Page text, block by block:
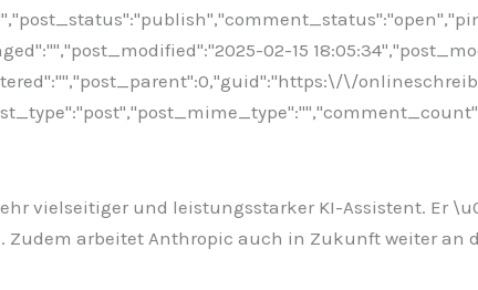
02-15
\/
vielseitiger und leistungsstarker KI-Assistent. Er
arbeitet Anthropic auch in Zukunft weiter an